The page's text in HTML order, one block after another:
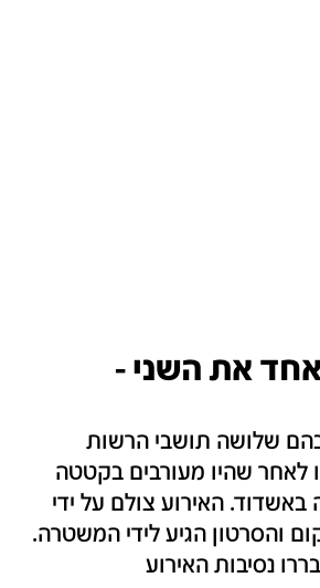
אחד את השני -
שלושה תושבי הרשות
לאחר שהיו מעורבים בקטטה
באשדוד. האירוע צולם על ידי
והסרטון הגיע לידי המשטרה.
נסיבות האירוע